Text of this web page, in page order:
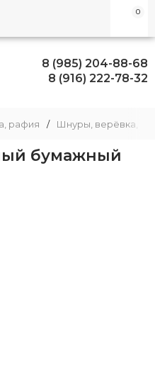
0
8 (985) 204-88-68
8 (916) 222-78-32
рафия / Шнуры, верёвка,
бумажный